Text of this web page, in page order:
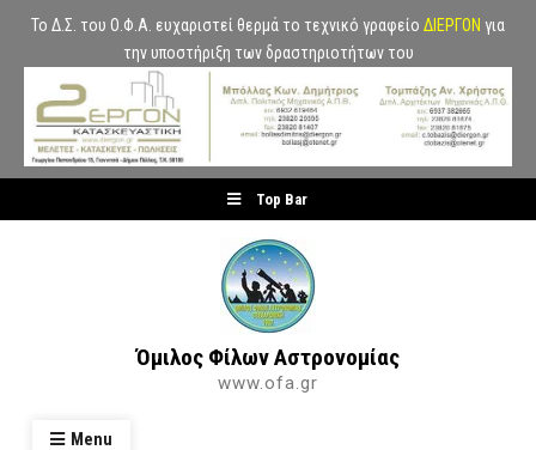
Το Δ.Σ. του Ο.Φ.Α. ευχαριστεί θερμά το τεχνικό γραφείο ΔΙΕΡΓΟΝ για
την υποστήριξη των δραστηριοτήτων του
to
Top Bar
Όμιλος Φίλων Αστρονομίας
www.ofa.gr
Menu